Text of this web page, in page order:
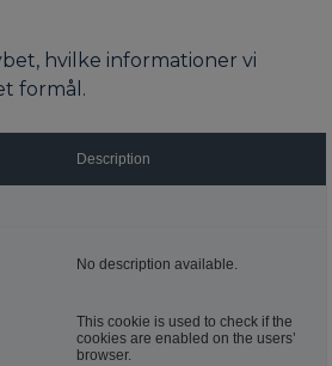
hvilke informationer vi
formål.
Description
No description available.
This cookie is used to check if the
cookies are enabled on the users’
browser.